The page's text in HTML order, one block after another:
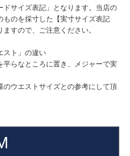
サイズ表記」となります。当店の
のを採寸した【実寸サイズ表記
すので、ご注意ください。
スト」の違い
平らなところに置き、メジャーで実
のウエストサイズとの参考にして頂